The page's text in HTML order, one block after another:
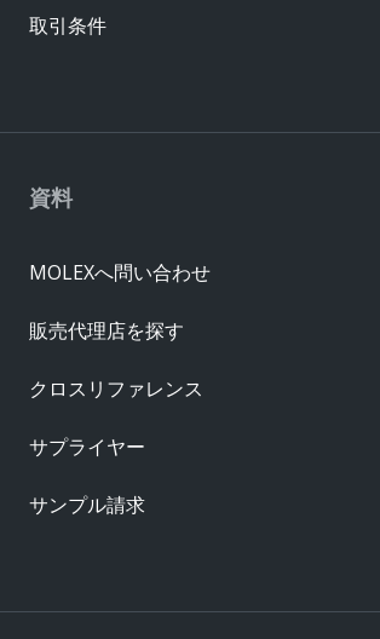
資料
MOLEXへ問い合わせ
販売代理店を探す
クロスリファレンス
サプライヤー
サンプル請求
取引条件